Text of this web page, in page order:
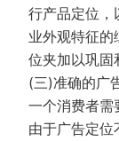
行产品定位，
业外观特征
位夹加以巩固
(三)准确的广
一个消费者需
由于广告定